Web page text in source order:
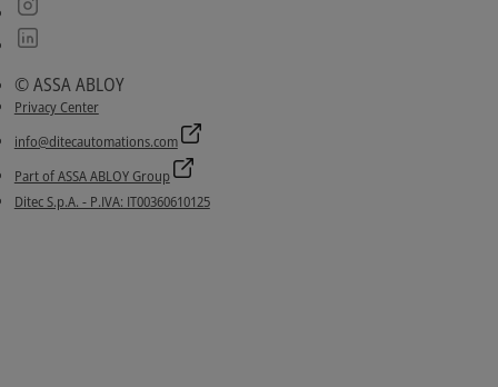
© ASSA ABLOY
Privacy Center
info@ditecautomations.com
Part of ASSA ABLOY Group
Ditec S.p.A. - P.IVA: IT00360610125